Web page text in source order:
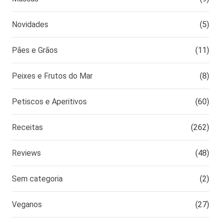
Novidades (5)
Pães e Grãos (11)
Peixes e Frutos do Mar (8)
Petiscos e Aperitivos (60)
Receitas (262)
Reviews (48)
Sem categoria (2)
Veganos (27)